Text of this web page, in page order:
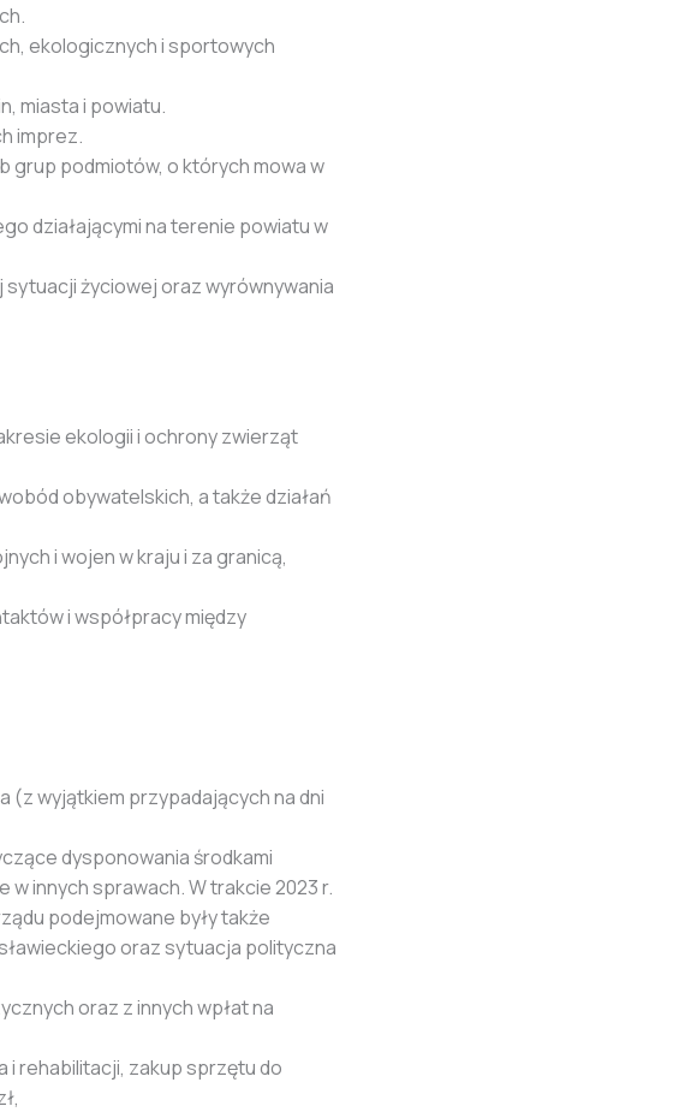
ekologicznych i sportowych
miasta i powiatu.
imprez.
grup podmiotów, o których mowa w
działającymi na terenie powiatu w
życiowej oraz wyrównywania
ekologii i ochrony zwierząt
obywatelskich, a także działań
i wojen w kraju i za granicą,
i współpracy między
(z wyjątkiem przypadających na dni
dysponowania środkami
innych sprawach. W trakcie 2023 r.
podejmowane były także
oraz sytuacja polityczna
oraz z innych wpłat na
rehabilitacji, zakup sprzętu do